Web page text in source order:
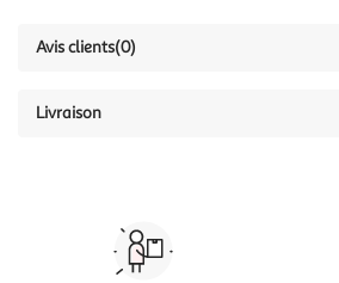
Avis clients(0)
Livraison